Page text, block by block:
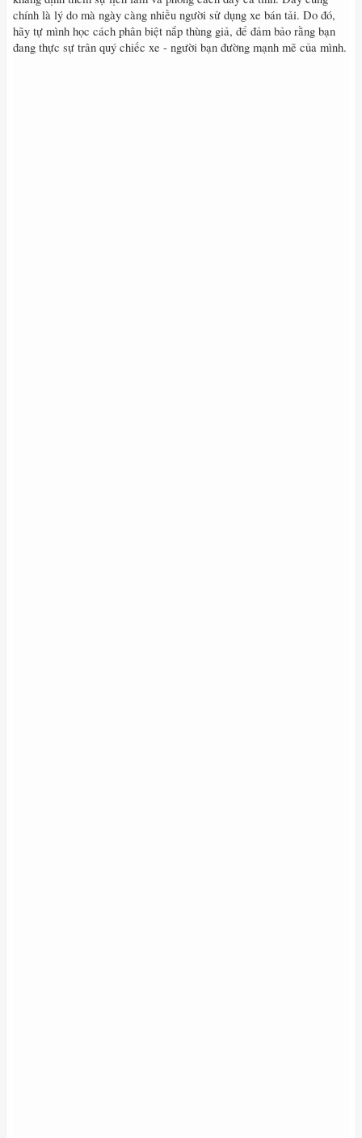
chính là lý do mà ngày càng nhiều người sử dụng xe bán tải. Do đó,
hãy tự mình học cách phân biệt nắp thùng giả, để đảm bảo rằng bạn
đang thực sự trân quý chiếc xe - người bạn đường mạnh mẽ của mình.